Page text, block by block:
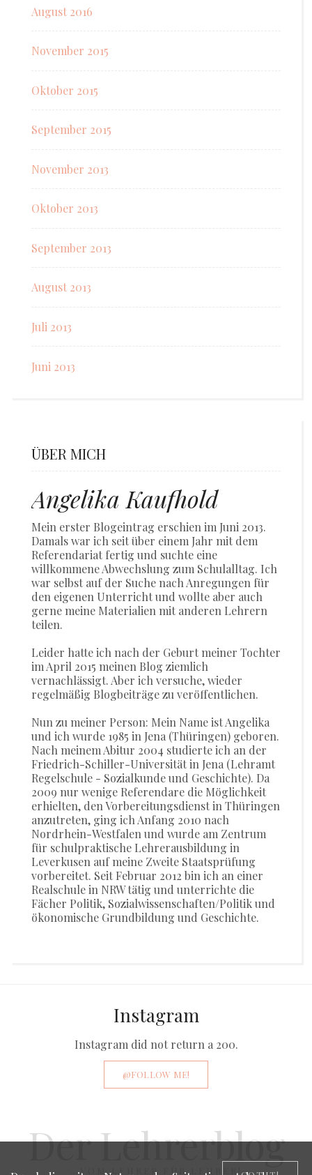
August 2016
November 2015
Oktober 2015
September 2015
November 2013
Oktober 2013
September 2013
August 2013
Juli 2013
Juni 2013
ÜBER MICH
Angelika Kaufhold
Mein erster Blogeintrag erschien im Juni 2013.
Damals war ich seit über einem Jahr mit dem
Referendariat fertig und suchte eine
willkommene Abwechslung zum Schulalltag. Ich
war selbst auf der Suche nach Anregungen für
den eigenen Unterricht und wollte aber auch
gerne meine Materialien mit anderen Lehrern
teilen.
Leider hatte ich nach der Geburt meiner Tochter
im April 2015 meinen Blog ziemlich
vernachlässigt. Aber ich versuche, wieder
regelmäßig Blogbeiträge zu veröffentlichen.
Nun zu meiner Person: Mein Name ist Angelika
und ich wurde 1985 in Jena (Thüringen) geboren.
Nach meinem Abitur 2004 studierte ich an der
Friedrich-Schiller-Universität in Jena (Lehramt
Regelschule - Sozialkunde und Geschichte). Da
2009 nur wenige Referendare die Möglichkeit
erhielten, den Vorbereitungsdienst in Thüringen
anzutreten, ging ich Anfang 2010 nach
Nordrhein-Westfalen und wurde am Zentrum
für schulpraktische Lehrerausbildung in
Leverkusen auf meine Zweite Staatsprüfung
vorbereitet. Seit Februar 2012 bin ich an einer
Realschule in NRW tätig und unterrichte die
Fächer Politik, Sozialwissenschaften/Politik und
ökonomische Grundbildung und Geschichte.
Instagram
Instagram did not return a 200.
@FOLLOW ME!
Der Lehrerblog
…VOM LEHRER FÜR LEHRER!